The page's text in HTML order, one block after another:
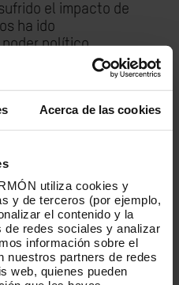
Acerca de las cookies
utiliza cookies y
y de terceros (por ejemplo,
el contenido y la
de redes sociales y analizar
información sobre el
nuestros partners de redes
web, quienes pueden
el impacto de
ha ido
político,
y la
llevan
los ganadores.
al resto.
la riqueza
sociedades. Y
de que las personas
impuestos".
empresaria y